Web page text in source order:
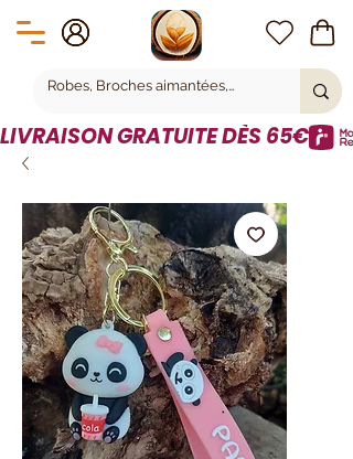
LIVRAISON GRATUITE DÈS 65€